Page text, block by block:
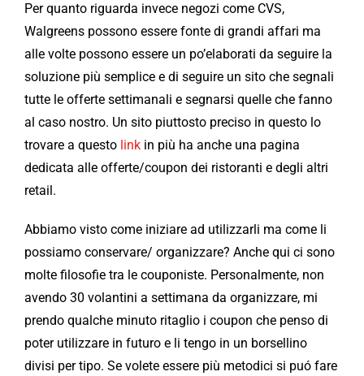
Per quanto riguarda invece negozi come CVS,
Walgreens possono essere fonte di grandi affari ma
alle volte possono essere un po’elaborati da seguire la
soluzione più semplice e di seguire un sito che segnali
tutte le offerte settimanali e segnarsi quelle che fanno
al caso nostro. Un sito piuttosto preciso in questo lo
trovare a questo link in più ha anche una pagina
dedicata alle offerte/coupon dei ristoranti e degli altri
retail.
Abbiamo visto come iniziare ad utilizzarli ma come li
possiamo conservare/ organizzare? Anche qui ci sono
molte filosofie tra le couponiste. Personalmente, non
avendo 30 volantini a settimana da organizzare, mi
prendo qualche minuto ritaglio i coupon che penso di
poter utilizzare in futuro e li tengo in un borsellino
divisi per tipo. Se volete essere più metodici si puó fare